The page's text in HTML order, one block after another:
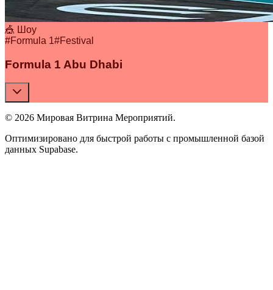
🎪 Шоу
#Formula 1#Festival
Formula 1 Abu Dhabi
© 2026 Мировая Витрина Мероприятий.
Оптимизировано для быстрой работы с промышленной базой
данных Supabase.